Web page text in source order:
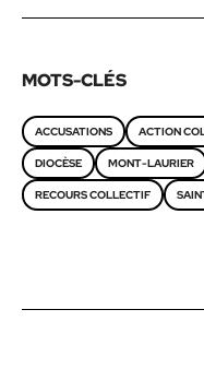
MOTS-CLÉS
ACCUSATIONS ACTION
DIOCÈSE MONT-LAURIER
RECOURS COLLECTIF